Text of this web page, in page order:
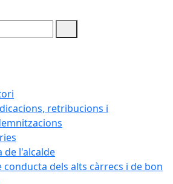
retribucions i
de l'alcalde
conducta dels alts càrrecs i de bon